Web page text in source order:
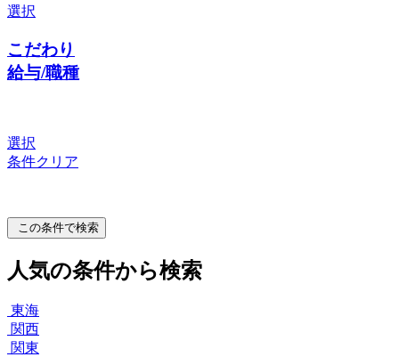
選択
こだわり
給与/職種
選択
条件クリア
この条件で検索
人気の条件から検索
東海
関西
関東